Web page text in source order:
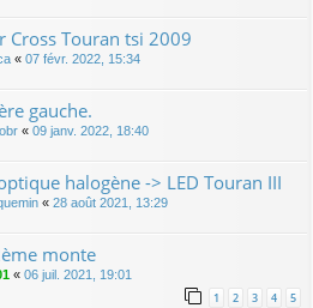
Cross Touran tsi 2009
« 07 févr. 2022, 15:34
gauche.
« 09 janv. 2022, 18:40
halogène -> LED Touran III
« 28 août 2021, 13:29
monte
« 06 juil. 2021, 19:01
1 2 3 4 5